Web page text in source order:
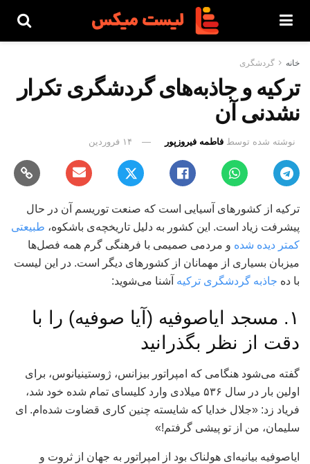
خانه گردشگری
ترکیه و جاذبه‌های گردشگری تکرار
نشدنی آن
نوشته شده توسط فاطمه فیروزپور ۱۴ فروردین
ترکیه از کشورهای آسیایی است که صنعت توریسم آن در حال
پیشرفت زیاد است. این کشور به دلیل تاریخچه‌ی باشکوه، طبیعتی
کمتر دیده شده و مردمی صمیمی با فرهنگی گرم همه فصل‌ها
میزبان بسیاری از مهمانان از کشورهای دیگر است. در این لیست
با ده جاذبه گردشگری ترکیه آشنا می‌شوید:
۱. مسجد ایاصوفیه (آیا صوفیه) را با
دقت از نظر بگذرانید
گفته می‌شود هنگامی که امپراتور بیزانس، ژوستینیانوس، برای
اولین بار در سال ۵۳۶ میلادی وارد کلیسای تمام شده خود شد،
فریاد زد: «جلال خدایا که شایسته چنین کاری قضاوت شده‌ام. ای
سلیمان، من از تو پیشی گرفتم!»
ایاصوفیه بیانیه‌ای هولناک بود از امپراتور به جهان از ثروت و